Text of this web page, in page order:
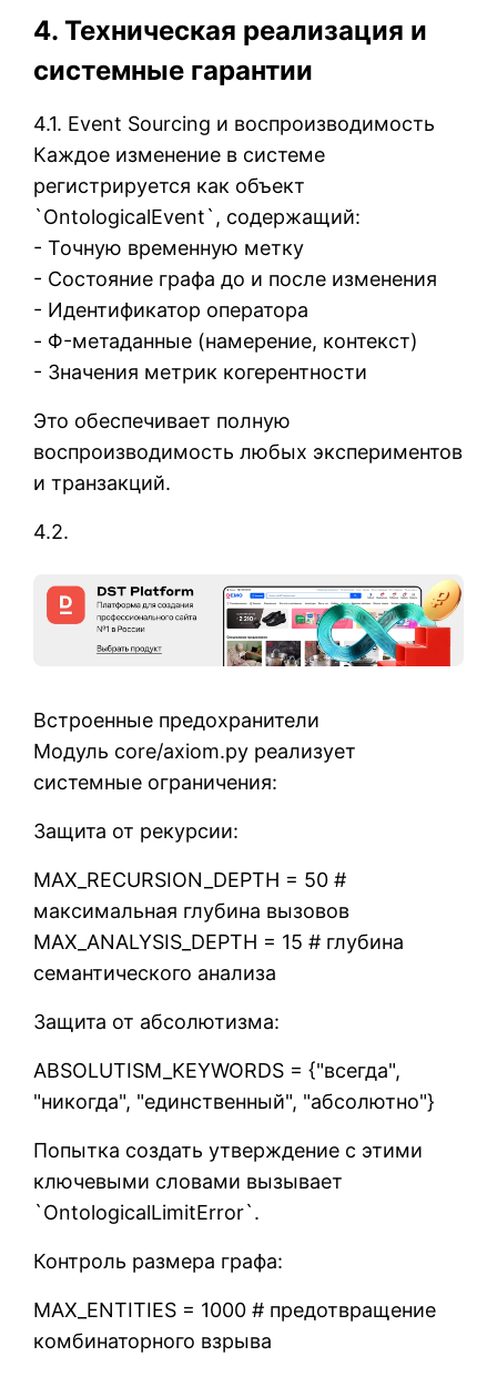
4. Техническая реализация и
системные гарантии
4.1. Event Sourcing и воспроизводимость
Каждое изменение в системе
регистрируется как объект
`OntologicalEvent`, содержащий:
- Точную временную метку
- Состояние графа до и после изменения
- Идентификатор оператора
- Φ-метаданные (намерение, контекст)
- Значения метрик когерентности
Это обеспечивает полную
воспроизводимость любых экспериментов
и транзакций.
4.2.
Встроенные предохранители
Модуль core/axiom.py реализует
системные ограничения:
Защита от рекурсии:
MAX_RECURSION_DEPTH = 50 #
максимальная глубина вызовов
MAX_ANALYSIS_DEPTH = 15 # глубина
семантического анализа
Защита от абсолютизма:
ABSOLUTISM_KEYWORDS = {"всегда",
"никогда", "единственный", "абсолютно"}
Попытка создать утверждение с этими
ключевыми словами вызывает
`OntologicalLimitError`.
Контроль размера графа:
MAX_ENTITIES = 1000 # предотвращение
комбинаторного взрыва